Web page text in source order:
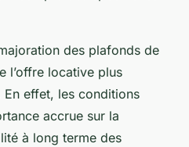
des plafonds de
l’offre locative plus
En effet, les conditions
accrue sur la
à long terme des